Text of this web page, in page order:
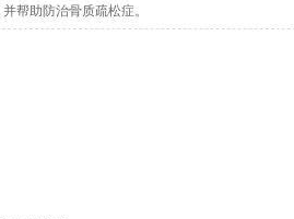
帮助防治骨质疏松症。